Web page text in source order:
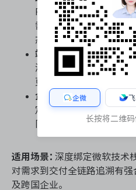
Path体系，可实现项目
需求视图穿透，确保上
态回溯。
端到端需求追溯闭环：
测试用例及发布流水线
更均可实时追踪至代码
企业级权限与流程隔离：
定制与细粒度安全组控
队需求可见性协同与核
适用场景： 深度绑定微软技术
对需求到交付全链路追溯有强
及跨国企业。
企微
长按将二维